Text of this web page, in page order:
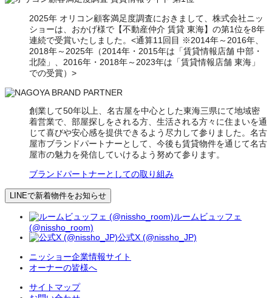
2025年 オリコン顧客満足度調査におきまして、株式会社ニッ
ショーは、おかげ様で【不動産仲介 賃貸 東海】の第1位を8年
連続で受賞いたしました。<通算11回目 ※2014年～2016年、
2018年～2025年（2014年・2015年は「賃貸情報店舗 中部・
北陸」、2016年・2018年～2023年は「賃貸情報店舗 東海」
での受賞）>
創業して50年以上、名古屋を中心とした東海三県にて地域密
着営業で、部屋探しをされる方、生活される方々に住まいを通
じて喜びや安心感を提供できるよう尽力して参りました。名古
屋市ブランドパートナーとして、今後も賃貸物件を通じて名古
屋市の魅力を発信していけるよう努めて参ります。
ブランドパートナーとしての取り組み
LINEで新着物件をお知らせ
ルームビュッフェ
(@nissho_room)
公式X (@nissho_JP)
ニッショー企業情報サイト
オーナーの皆様へ
サイトマップ